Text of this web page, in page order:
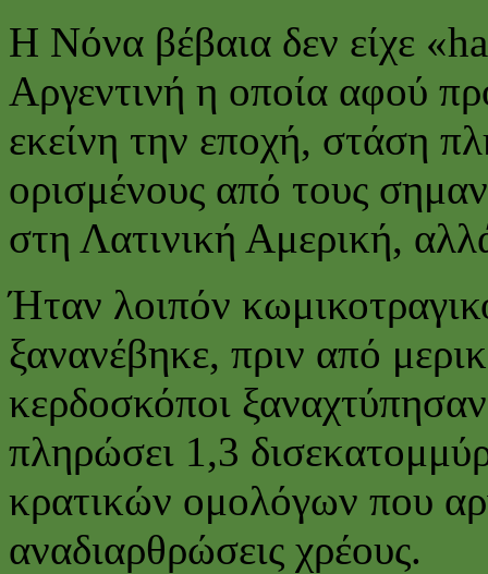
Η Νόνα βέβαια δεν είχε
Αργεντινή η οποία αφού
εκείνη την εποχή, στάση
ορισμένους από τους
στη Λατινική Αμερική,
Ήταν λοιπόν
ξανανέβηκε, πριν από
κερδοσκόποι
πληρώσει 1,3
κρατικών ομολόγων που
αναδιαρθρώσεις χρέους.